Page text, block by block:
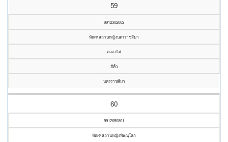
59
9912302002
ทัณฑสถานหญิงนครราชสีมา
คลองไผ่
สีคิ้ว
นครราชสีมา
60
9912650801
ทัณฑสถานหญิงพิษณุโลก